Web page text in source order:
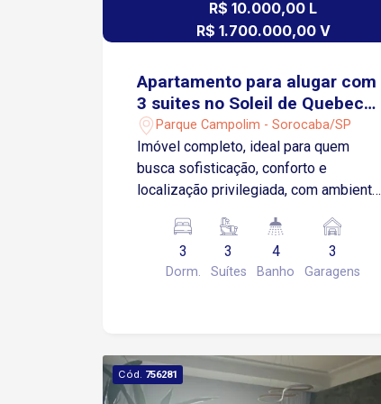
R$ 10.000,00 L
R$ 1.700.000,00 V
Apartamento para alugar com
3 suites no Soleil de Quebec
em Sorocaba/SP
Parque Campolim - Sorocaba/SP
Imóvel completo, ideal para quem
busca sofisticação, conforto e
localização privilegiada, com ambientes
o apartamento: 3 suítes com planejados
1 adaptada como escritório 1 suíte
master com closet Banheiros com
condicionado Cozinha completa com
planejados e eletrodomésticos Área de
3
Dorm.
3
Suítes
4
Banho
3
Garagens
Cód. 756281